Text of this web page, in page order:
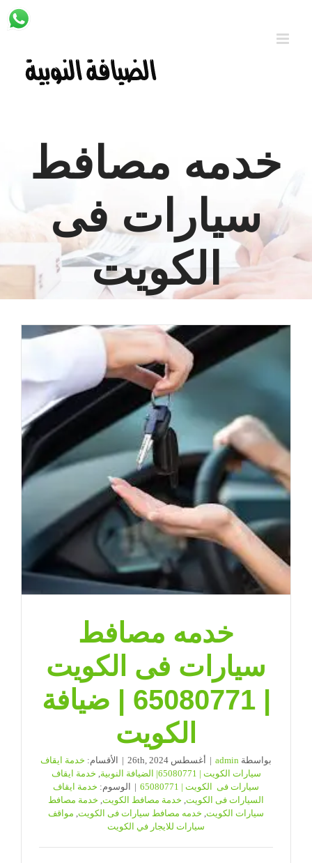
خدمه مصافط
سيارات فى
الكويت
خدمه مصافط
سيارات فى الكويت
| 65080771 | ضيافة
الكويت
بواسطة admin
| أغسطس 26th, 2024 | الأقسام: خدمة ايقاف
سيارات الكويت | 65080771| الضيافة النوبية
خدمة ايقاف
سيارات فى الكويت | 65080771
| الوسوم: خدمة ايقاف
السيارات فى الكويت خدمة مصافط الكويت خدمة مصافط
سيارات الكويت خدمه مصافط سيارات فى الكويت مواقف
سيارات للايجار في الكويت